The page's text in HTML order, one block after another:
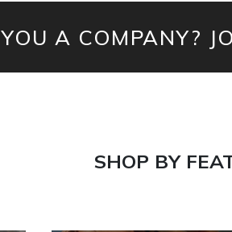
A COMPANY?
SHOP BY